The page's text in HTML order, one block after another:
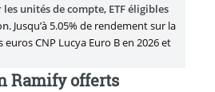
les unités de compte, ETF éligibles
. Jusqu’à 5.05% de rendement sur la
CNP Lucya Euro B en 2026 et
Ramify offerts